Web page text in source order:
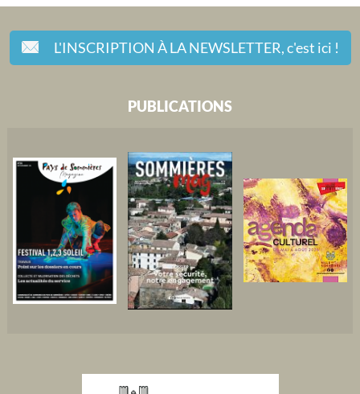
L'INSCRIPTION À LA NEWSLETTER,c'est ici !
PUBLICATIONS